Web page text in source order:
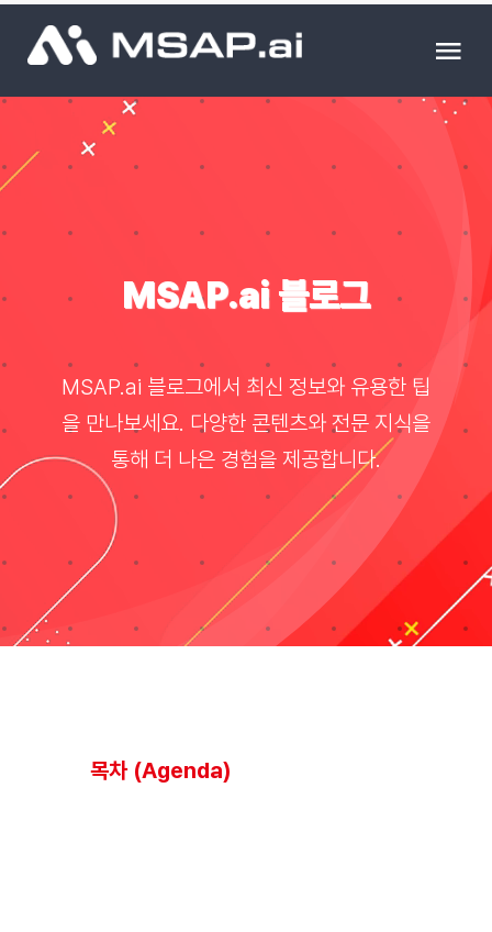
이벤트 & 세미나
블로그
자료실
기술지원
Search
MSAP.ai 블로그
MSAP.ai 블로그에서 최신 정보와 유용한 팁
을 만나보세요. 다양한 콘텐츠와 전문 지식을
통해 더 나은 경험을 제공합니다.
목차 (Agenda)